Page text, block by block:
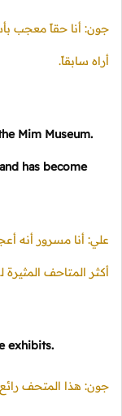
جون: أنا حقاً معجب
أراه سابقاً.
Mim Museum.
has become
علي: أنا مسرور أنه
أكثر المتاحف
exhibits.
جون: هذا المتحف